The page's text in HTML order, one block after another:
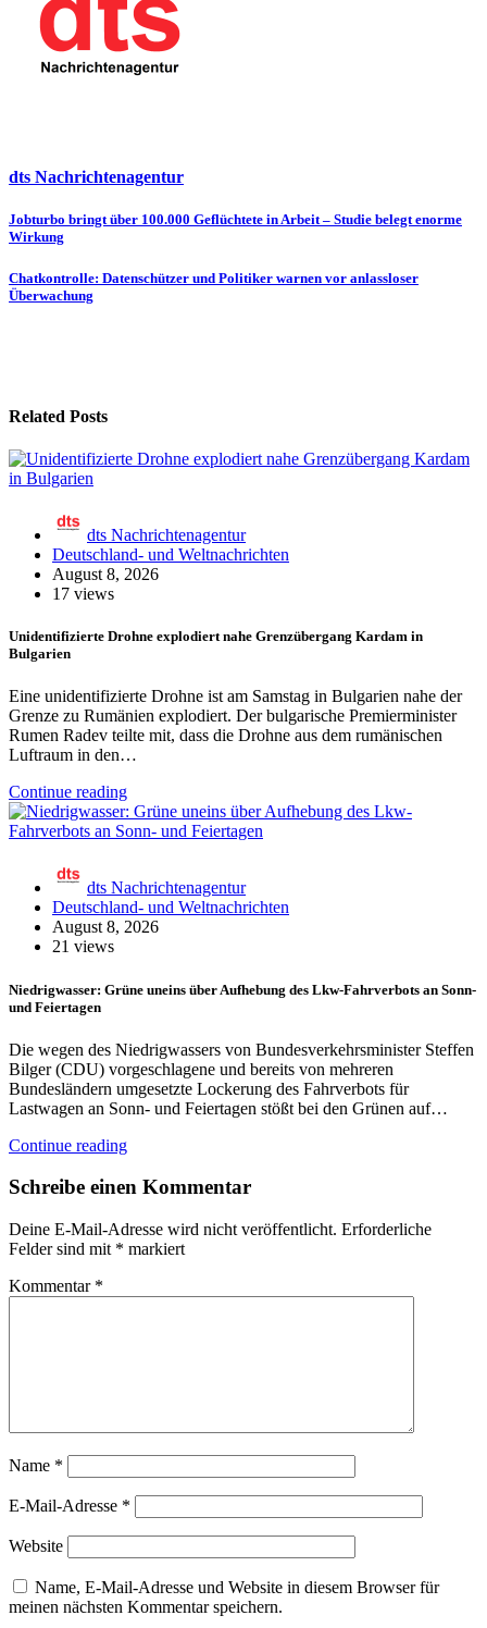
dts Nachrichtenagentur
Beitragsnavigation
Jobturbo bringt über 100.000 Geflüchtete in Arbeit – Studie belegt enorme
Wirkung
Chatkontrolle: Datenschützer und Politiker warnen vor anlassloser
Überwachung
Related Posts
dts Nachrichtenagentur
Deutschland- und Weltnachrichten
August 8, 2026
17 views
Unidentifizierte Drohne explodiert nahe Grenzübergang Kardam in
Bulgarien
Eine unidentifizierte Drohne ist am Samstag in Bulgarien nahe der
Grenze zu Rumänien explodiert. Der bulgarische Premierminister
Rumen Radev teilte mit, dass die Drohne aus dem rumänischen
Luftraum in den…
Continue reading
dts Nachrichtenagentur
Deutschland- und Weltnachrichten
August 8, 2026
21 views
Niedrigwasser: Grüne uneins über Aufhebung des Lkw-Fahrverbots an Sonn-
und Feiertagen
Die wegen des Niedrigwassers von Bundesverkehrsminister Steffen
Bilger (CDU) vorgeschlagene und bereits von mehreren
Bundesländern umgesetzte Lockerung des Fahrverbots für
Lastwagen an Sonn- und Feiertagen stößt bei den Grünen auf…
Continue reading
Schreibe einen Kommentar
Deine E-Mail-Adresse wird nicht veröffentlicht. Erforderliche
Felder sind mit * markiert
Kommentar *
Name *
E-Mail-Adresse *
Website
Name, E-Mail-Adresse und Website in diesem Browser für
meinen nächsten Kommentar speichern.